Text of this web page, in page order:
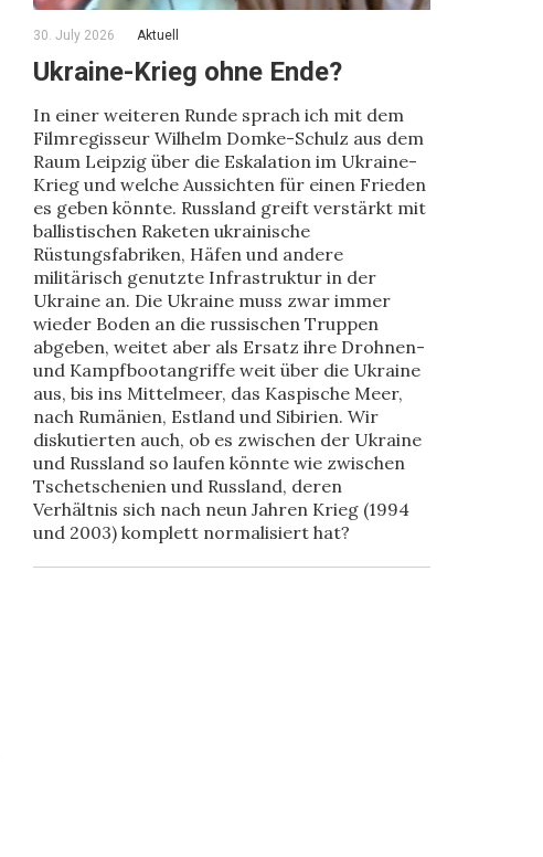
30. July 2026 Aktuell
Ukraine-Krieg ohne Ende?
In einer weiteren Runde sprach ich mit dem
Filmregisseur Wilhelm Domke-Schulz aus dem
Raum Leipzig über die Eskalation im Ukraine-
Krieg und welche Aussichten für einen Frieden
es geben könnte. Russland greift verstärkt mit
ballistischen Raketen ukrainische
Rüstungsfabriken, Häfen und andere
militärisch genutzte Infrastruktur in der
Ukraine an. Die Ukraine muss zwar immer
wieder Boden an die russischen Truppen
abgeben, weitet aber als Ersatz ihre Drohnen-
und Kampfbootangriffe weit über die Ukraine
aus, bis ins Mittelmeer, das Kaspische Meer,
nach Rumänien, Estland und Sibirien. Wir
diskutierten auch, ob es zwischen der Ukraine
und Russland so laufen könnte wie zwischen
Tschetschenien und Russland, deren
Verhältnis sich nach neun Jahren Krieg (1994
und 2003) komplett normalisiert hat?